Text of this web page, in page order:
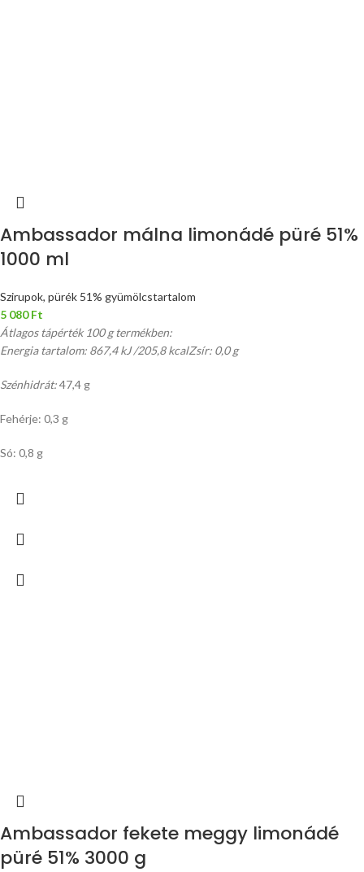
Ambassador málna limonádé püré 51%
1000 ml
Szirupok, pürék 51% gyümölcstartalom
5 080Ft
Átlagos tápérték 100 g termékben:
Energia tartalom: 867,4 kJ /205,8 kcalZsír: 0,0 g
Szénhidrát:47,4 g
Fehérje: 0,3 g
Só: 0,8 g
Ambassador fekete meggy limonádé
püré 51% 3000 g